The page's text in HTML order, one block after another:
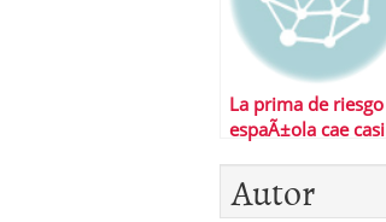
La prima de riesgo
espaÃ±ola cae casi
puntos
Autor